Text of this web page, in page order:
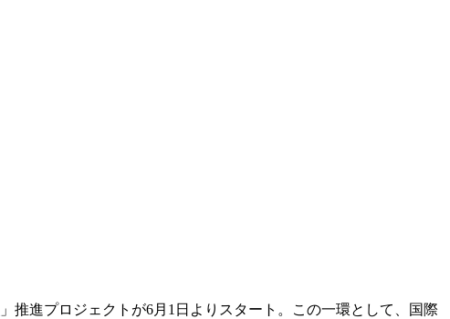
」推進プロジェクトが6月1日よりスタート。この一環として、国際